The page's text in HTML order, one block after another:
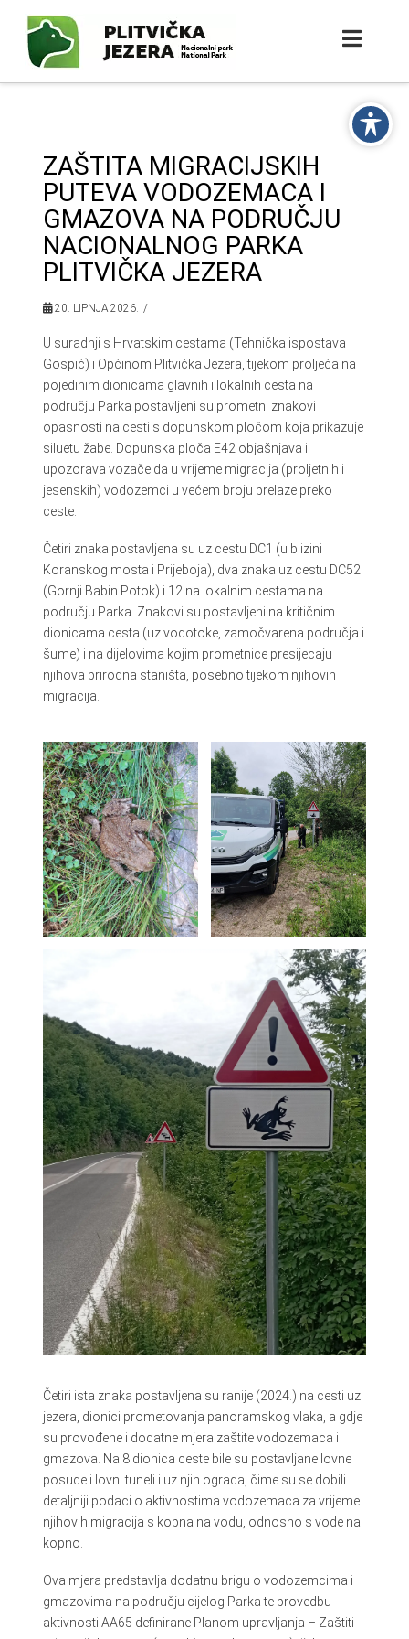
ZAŠTITA MIGRACIJSKIH
PUTEVA VODOZEMACA I
GMAZOVA NA PODRUČJU
NACIONALNOG PARKA
PLITVIČKA JEZERA
20. LIPNJA 2026.
U suradnji s Hrvatskim cestama (Tehnička ispostava
Gospić) i Općinom Plitvička Jezera, tijekom proljeća na
pojedinim dionicama glavnih i lokalnih cesta na
području Parka postavljeni su prometni znakovi
opasnosti na cesti s dopunskom pločom koja prikazuje
siluetu žabe. Dopunska ploča E42 objašnjava i
upozorava vozače da u vrijeme migracija (proljetnih i
jesenskih) vodozemci u većem broju prelaze preko
ceste.
Četiri znaka postavljena su uz cestu DC1 (u blizini
Koranskog mosta i Prijeboja), dva znaka uz cestu DC52
(Gornji Babin Potok) i 12 na lokalnim cestama na
području Parka. Znakovi su postavljeni na kritičnim
dionicama cesta (uz vodotoke, zamočvarena područja i
šume) i na dijelovima kojim prometnice presijecaju
njihova prirodna staništa, posebno tijekom njihovih
migracija.
Četiri ista znaka postavljena su ranije (2024.) na cesti uz
jezera, dionici prometovanja panoramskog vlaka, a gdje
su provođene i dodatne mjera zaštite vodozemaca i
gmazova. Na 8 dionica ceste bile su postavljane lovne
posude i lovni tuneli i uz njih ograda, čime su se dobili
detaljniji podaci o aktivnostima vodozemaca za vrijeme
njihovih migracija s kopna na vodu, odnosno s vode na
kopno.
Ova mjera predstavlja dodatnu brigu o vodozemcima i
gmazovima na području cijelog Parka te provedbu
aktivnosti AA65 definirane Planom upravljanja – Zaštiti